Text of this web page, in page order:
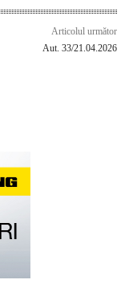
Articolul următor
Aut. 33/21.04.2026